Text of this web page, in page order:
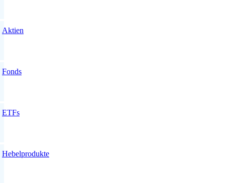
Aktien
Fonds
ETFs
Hebelprodukte